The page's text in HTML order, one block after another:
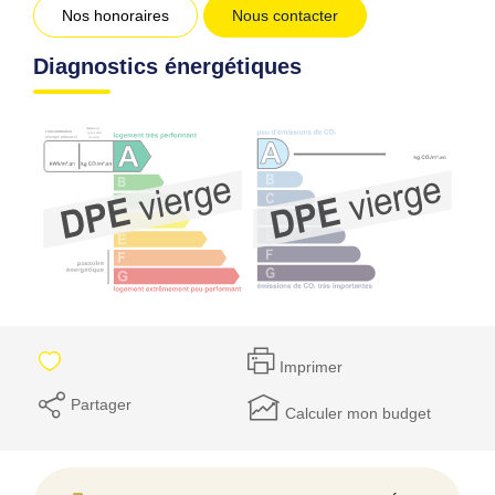
Nos honoraires Nous contacter
Diagnostics énergétiques
Imprimer
Partager Calculer mon budget